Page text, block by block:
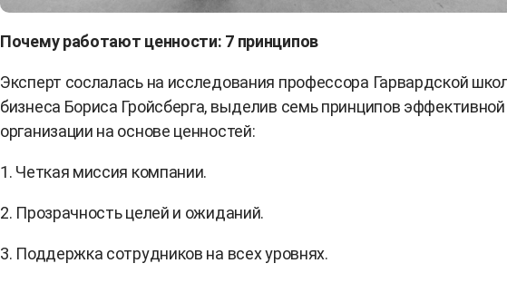
Почему работают ценности: 7 принципов
Эксперт сослалась на исследования профессора Гарвардской
бизнеса Бориса Гройсберга, выделив семь принципов эффективной
организации на основе ценностей:
1. Четкая миссия компании.
2. Прозрачность целей и ожиданий.
3. Поддержка сотрудников на всех уровнях.